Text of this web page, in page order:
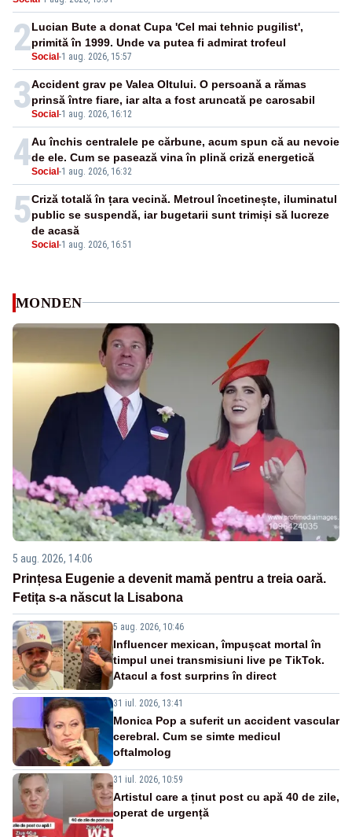
2Social-1 aug. 2026, 15:57
Lucian Bute a donat Cupa 'Cel mai tehnic pugilist',
primită în 1999. Unde va putea fi admirat trofeul
3Social-1 aug. 2026, 16:12
Accident grav pe Valea Oltului. O persoană a rămas
prinsă între fiare, iar alta a fost aruncată pe carosabil
4Social-1 aug. 2026, 16:32
Au închis centralele pe cărbune, acum spun că au nevoie
de ele. Cum se pasează vina în plină criză energetică
5
Social-1 aug. 2026, 16:51
Criză totală în țara vecină. Metroul încetinește, iluminatul
public se suspendă, iar bugetarii sunt trimiși să lucreze
de acasă
MONDEN
5 aug. 2026, 14:06
Prințesa Eugenie a devenit mamă pentru a treia oară.
Fetița s-a născut la Lisabona
5 aug. 2026, 10:46
Influencer mexican, împușcat mortal în
timpul unei transmisiuni live pe TikTok.
Atacul a fost surprins în direct
31 iul. 2026, 13:41
Monica Pop a suferit un accident vascular
cerebral. Cum se simte medicul
oftalmolog
31 iul. 2026, 10:59
Artistul care a ținut post cu apă 40 de zile,
operat de urgență